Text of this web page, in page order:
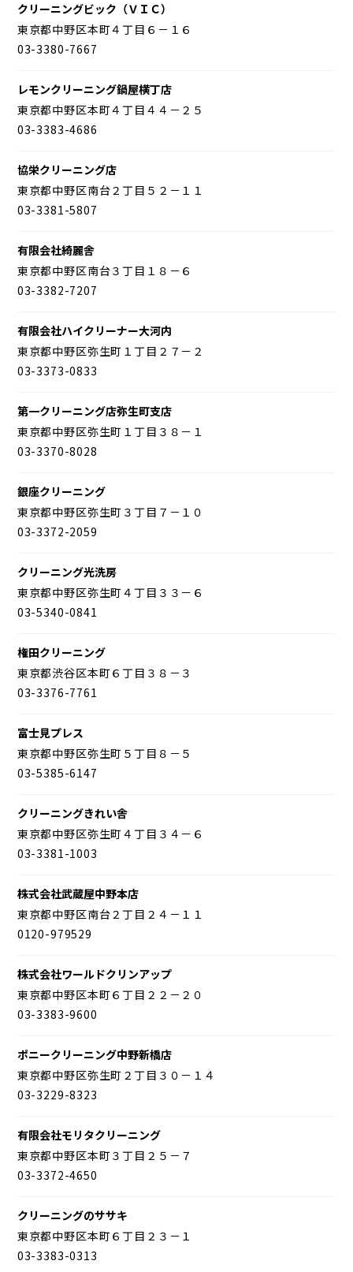
クリーニングビック（ＶＩＣ）
東京都中野区本町４丁目６－１６
03-3380-7667
レモンクリーニング鍋屋横丁店
東京都中野区本町４丁目４４－２５
03-3383-4686
協栄クリーニング店
東京都中野区南台２丁目５２－１１
03-3381-5807
有限会社綺麗舎
東京都中野区南台３丁目１８－６
03-3382-7207
有限会社ハイクリーナー大河内
東京都中野区弥生町１丁目２７－２
03-3373-0833
第一クリーニング店弥生町支店
東京都中野区弥生町１丁目３８－１
03-3370-8028
銀座クリーニング
東京都中野区弥生町３丁目７－１０
03-3372-2059
クリーニング光洗房
東京都中野区弥生町４丁目３３－６
03-5340-0841
権田クリーニング
東京都渋谷区本町６丁目３８－３
03-3376-7761
富士見プレス
東京都中野区弥生町５丁目８－５
03-5385-6147
クリーニングきれい舎
東京都中野区弥生町４丁目３４－６
03-3381-1003
株式会社武蔵屋中野本店
東京都中野区南台２丁目２４－１１
0120-979529
株式会社ワールドクリンアップ
東京都中野区本町６丁目２２－２０
03-3383-9600
ポニークリーニング中野新橋店
東京都中野区弥生町２丁目３０－１４
03-3229-8323
有限会社モリタクリーニング
東京都中野区本町３丁目２５－７
03-3372-4650
クリーニングのササキ
東京都中野区本町６丁目２３－１
03-3383-0313